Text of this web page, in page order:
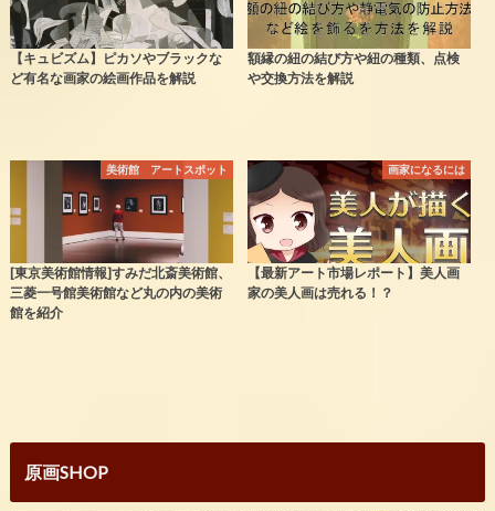
【キュビズム】ピカソやブラックな
ど有名な画家の絵画作品を解説
額縁の紐の結び方や紐の種類、点検
や交換方法を解説
美術館 アートスポット
[東京美術館情報]すみだ北斎美術館、
三菱一号館美術館など丸の内の美術
館を紹介
画家になるには
【最新アート市場レポート】美人画
家の美人画は売れる！？
原画SHOP